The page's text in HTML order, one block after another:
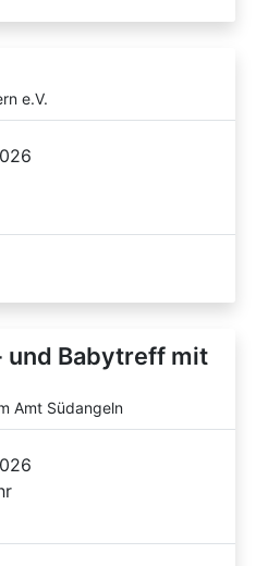
e.V.
und Babytreff mit
Amt Südangeln